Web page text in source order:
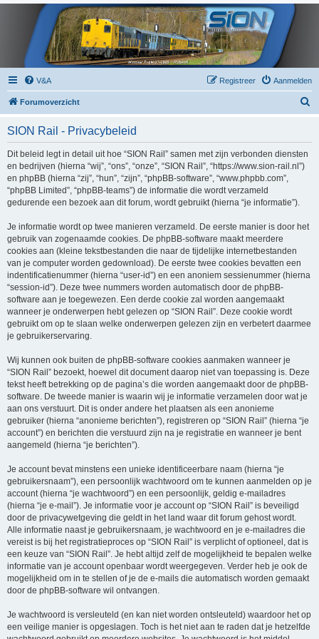
V&A Aanmelden
Registreer
Forumoverzicht
SION Rail - Privacybeleid
Dit beleid legt in detail uit hoe “SION Rail” samen met zijn verbonden diensten
en bedrijven (hierna “wij”, “ons”, “onze”, “SION Rail”, “https://www.sion-rail.nl”)
en phpBB (hierna “zij”, “hun”, “zijn”, “phpBB-software”, “www.phpbb.com”,
“phpBB Limited”, “phpBB-teams”) de informatie die wordt verzameld
gedurende een bezoek aan dit forum, wordt gebruikt (hierna “je informatie”).
Je informatie wordt op twee manieren verzameld. De eerste manier is door het
gebruik van zogenaamde cookies. De phpBB-software maakt meerdere
cookies aan (kleine tekstbestanden die naar de tijdelijke internetbestanden
van je computer worden gedownload). De eerste twee cookies bevatten een
indentificatienummer (hierna “user-id”) en een anoniem sessienummer (hierna
“session-id”). Deze twee nummers worden automatisch door de phpBB-
software aan je toegewezen. Een derde cookie zal worden aangemaakt
wanneer je onderwerpen hebt gelezen op “SION Rail”. Deze cookie wordt
gebruikt om op te slaan welke onderwerpen gelezen zijn en verbetert daarmee
je gebruikerservaring.
Wij kunnen ook buiten de phpBB-software cookies aanmaken wanneer je
“SION Rail” bezoekt, hoewel dit document daarop niet van toepassing is. Deze
tekst heeft betrekking op de pagina’s die worden aangemaakt door de phpBB-
software. De tweede manier is waarin wij je informatie verzamelen door wat je
aan ons verstuurt. Dit is onder andere het plaatsen als een anonieme
gebruiker (hierna “anonieme berichten”), registreren op “SION Rail” (hierna “je
account”) en berichten die verstuurd zijn na je registratie en wanneer je bent
aangemeld (hierna “je berichten”).
Je account bevat minstens een unieke identificeerbare naam (hierna “je
gebruikersnaam”), een persoonlijk wachtwoord om te kunnen aanmelden op je
account (hierna “je wachtwoord”) en een persoonlijk, geldig e-mailadres
(hierna “je e-mail”). Je informatie voor je account op “SION Rail” is beveiligd
door de privacywetgeving die geldt in het land waar dit forum gehost wordt.
Alle informatie naast je gebruikersnaam, je wachtwoord en je e-mailadres die
vereist is bij het registratieproces op “SION Rail” is verplicht of optioneel, dat is
een keuze van “SION Rail”. Je hebt altijd zelf de mogelijkheid te bepalen welke
informatie van je account openbaar wordt weergegeven. Verder heb je ook de
mogelijkheid om in te stellen of je de e-mails die automatisch worden gemaakt
door de phpBB-software wil ontvangen.
Je wachtwoord is versleuteld (en kan niet worden ontsleuteld) waardoor het op
een veilige manier is opgeslagen. Toch is het niet aan te raden dat je hetzelfde